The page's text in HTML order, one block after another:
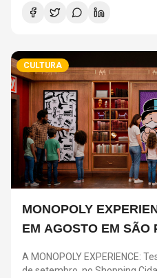
Odisseia": o longa será o
inteiramente com câmeras
CULTURA
MONOPOLY
EM AGOSTO EM SÃO
A MONOPOLY EXPERIENCE:
de setembro, no Shopping